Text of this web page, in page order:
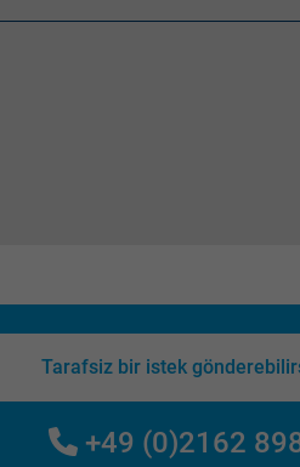
Tarafsiz bir istek
+49 (0)2162